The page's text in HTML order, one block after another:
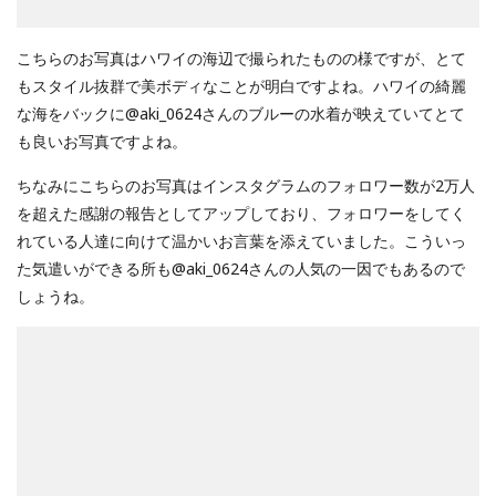
こちらのお写真はハワイの海辺で撮られたものの様ですが、とて
もスタイル抜群で美ボディなことが明白ですよね。ハワイの綺麗
な海をバックに@aki_0624さんのブルーの水着が映えていてとて
も良いお写真ですよね。
ちなみにこちらのお写真はインスタグラムのフォロワー数が2万人
を超えた感謝の報告としてアップしており、フォロワーをしてく
れている人達に向けて温かいお言葉を添えていました。こういっ
た気遣いができる所も@aki_0624さんの人気の一因でもあるので
しょうね。